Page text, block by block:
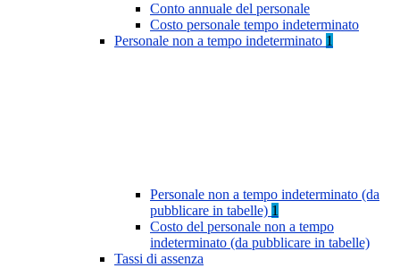
Conto annuale del personale
Costo personale tempo indeterminato
Personale non a tempo indeterminato 1
Personale non a tempo indeterminato (da
pubblicare in tabelle) 1
Costo del personale non a tempo
indeterminato (da pubblicare in tabelle)
Tassi di assenza